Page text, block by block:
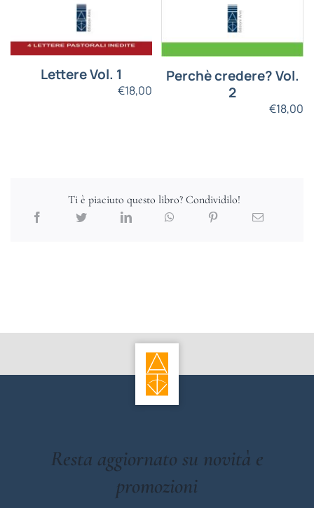
Lettere Vol. 1
€18,00
Perchè credere? Vol.
2
€18,00
Ti è piaciuto questo libro? Condividilo!
Resta aggiornato su novità e
promozioni